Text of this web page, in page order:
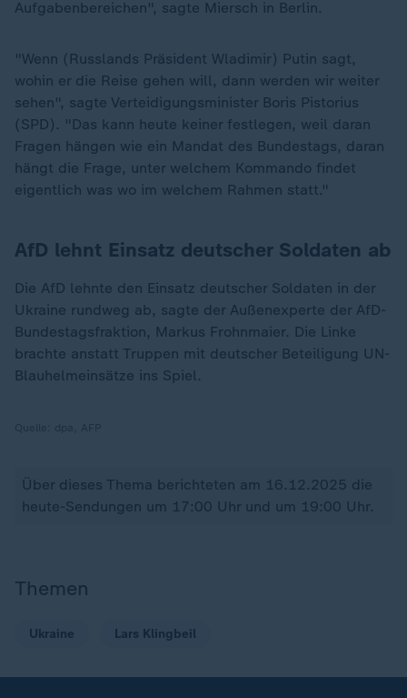
Aufgabenbereichen", sagte Miersch in Berlin.
"Wenn (Russlands Präsident Wladimir) Putin sagt,
wohin er die Reise gehen will, dann werden wir weiter
sehen", sagte Verteidigungsminister Boris Pistorius
(SPD). "Das kann heute keiner festlegen, weil daran
Fragen hängen wie ein Mandat des Bundestags, daran
hängt die Frage, unter welchem Kommando findet
eigentlich was wo im welchem Rahmen statt."
AfD lehnt Einsatz deutscher Soldaten ab
Die AfD lehnte den Einsatz deutscher Soldaten in der
Ukraine rundweg ab, sagte der Außenexperte der AfD-
Bundestagsfraktion, Markus Frohnmaier. Die Linke
brachte anstatt Truppen mit deutscher Beteiligung UN-
Blauhelmeinsätze ins Spiel.
Über dieses Thema berichteten am 16.12.2025 die
heute-Sendungen um 17:00 Uhr und um 19:00 Uhr.
Themen
Ukraine Lars Klingbeil